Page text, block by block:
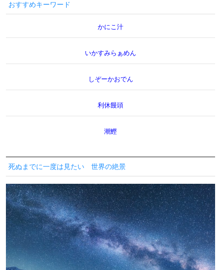
おすすめキーワード
かにこ汁
いかすみらぁめん
しぞーかおでん
利休饅頭
潮鰹
死ぬまでに一度は見たい 世界の絶景